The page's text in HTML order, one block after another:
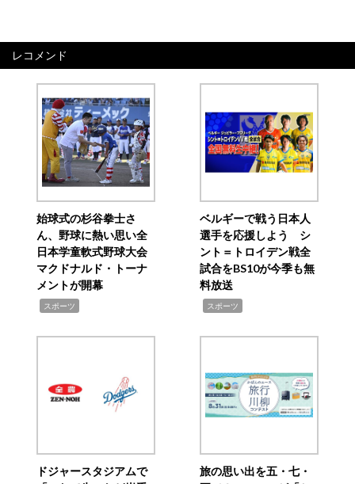
レコメンド
始球式の杉谷拳士さ
ん、野球に熱い思い全
日本学童軟式野球大会
マクドナルド・トーナ
メントが開幕
スポーツ
ベルギーで戦う日本人
選手を応援しよう シ
ント＝トロイデン戦全
試合をBS10が今季も無
料放送
スポーツ
ドジャースタジアムで
旅の思い出を五・七・